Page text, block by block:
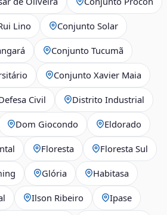
Lino Conjunto Solar
Conjunto Tucumã
Conjunto Xavier Maia
Civil Distrito Industrial
Dom Giocondo Eldorado
Floresta Floresta Sul
Glória Habitasa
Ilson Ribeiro Ipase